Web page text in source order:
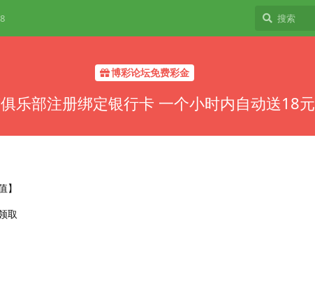
博彩论坛免费彩金
乐部注册绑定银行卡 一个小时内自动送18元
】
取